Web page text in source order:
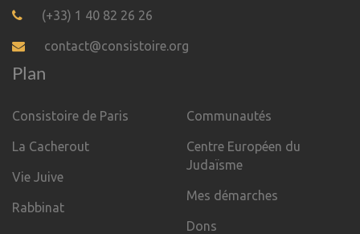
(+33) 1 40 82 26 26
contact@consistoire.org
Plan
Consistoire de Paris
La Cacherout
Vie Juive
Rabbinat
Communautés
Centre Européen du
Judaïsme
Mes démarches
Dons